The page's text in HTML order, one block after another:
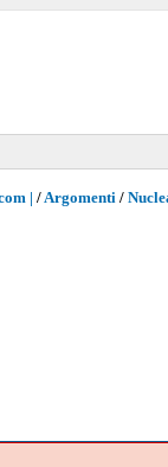
| /Argomenti /